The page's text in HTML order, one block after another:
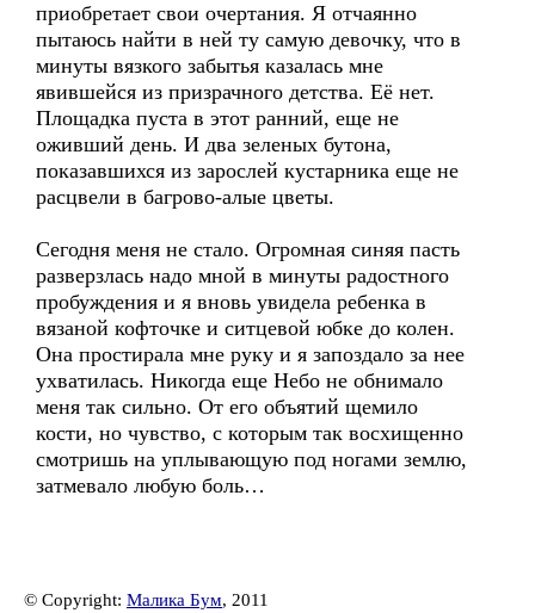
приобретает свои очертания. Я отчаянно
пытаюсь найти в ней ту самую девочку, что в
минуты вязкого забытья казалась мне
явившейся из призрачного детства. Её нет.
Площадка пуста в этот ранний, еще не
оживший день. И два зеленых бутона,
показавшихся из зарослей кустарника еще не
расцвели в багрово-алые цветы.
Сегодня меня не стало. Огромная синяя пасть
разверзлась надо мной в минуты радостного
пробуждения и я вновь увидела ребенка в
вязаной кофточке и ситцевой юбке до колен.
Она простирала мне руку и я запоздало за нее
ухватилась. Никогда еще Небо не обнимало
меня так сильно. От его объятий щемило
кости, но чувство, с которым так восхищенно
смотришь на уплывающую под ногами землю,
затмевало любую боль…
© Copyright: Малика Бум, 2011